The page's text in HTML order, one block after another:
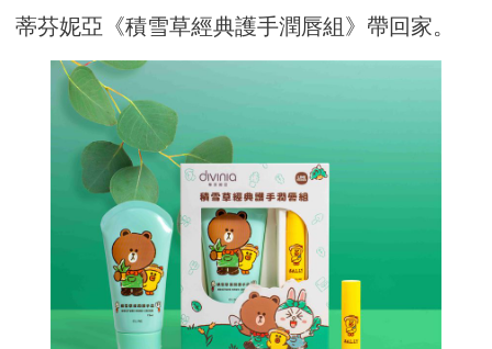
蒂芬妮亞《積雪草經典護手潤唇組》帶回家。